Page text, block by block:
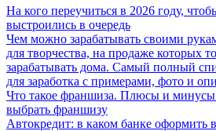
На кого переучиться в 2026 году,
выстроились в очередь
Чем можно зарабатывать своими
для творчества, на продаже которых
зарабатывать дома. Самый полный
для заработка с примерами, фото и
Что такое франшиза. Плюсы и минусы
выбрать франшизу
Автокредит: в каком банке оформить